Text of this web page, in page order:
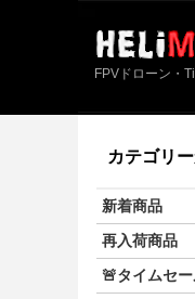
FPVドローン・
カテゴリ
新着商品
再入荷商品
🚨タイムセ